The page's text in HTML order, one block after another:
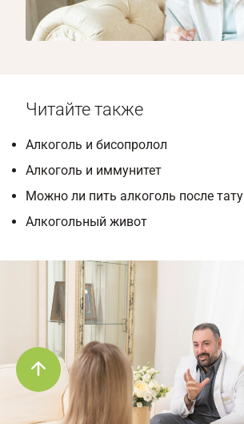
Читайте также
Алкоголь и бисопролол
Алкоголь и иммунитет
Можно ли пить алкоголь после тату
Алкогольный живот